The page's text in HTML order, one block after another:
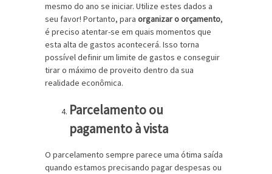
mesmo do ano se iniciar. Utilize estes dados a
seu favor! Portanto, para organizar o orçamento,
é preciso atentar-se em quais momentos que
esta alta de gastos acontecerá. Isso torna
possível definir um limite de gastos e conseguir
tirar o máximo de proveito dentro da sua
realidade econômica.
Parcelamento ou
pagamento à vista
O parcelamento sempre parece uma ótima saída
quando estamos precisando pagar despesas ou